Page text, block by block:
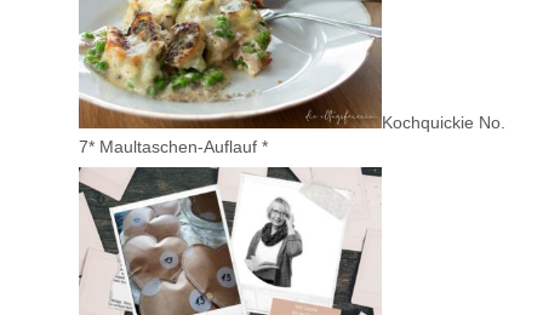
Kochquickie No.
7* Maultaschen-Auflauf *